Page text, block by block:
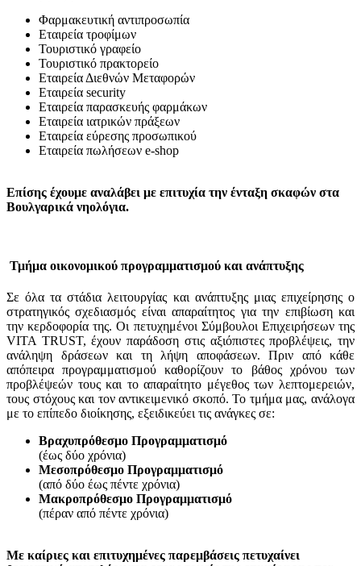
Φαρμακευτική αντιπροσωπία
Εταιρεία τροφίμων
Τουριστικό γραφείο
Τουριστικό πρακτορείο
Εταιρεία Διεθνών Μεταφορών
Εταιρεία security
Εταιρεία παρασκευής φαρμάκων
Εταιρεία ιατρικών πράξεων
Εταιρεία εύρεσης προσωπικού
Εταιρεία πωλήσεων e-shop
Επίσης έχουμε αναλάβει με επιτυχία την ένταξη σκαφών στα
Βουλγαρικά νηολόγια.
Τμήμα οικονομικού προγραμματισμού και ανάπτυξης
Σε όλα τα στάδια λειτουργίας και ανάπτυξης μιας επιχείρησης ο
στρατηγικός σχεδιασμός είναι απαραίτητος για την επιβίωση και
την κερδοφορία της. Οι πετυχημένοι Σύμβουλοι Επιχειρήσεων της
VITA TRUST, έχουν παράδοση στις αξιόπιστες προβλέψεις, την
ανάληψη δράσεων και τη λήψη αποφάσεων. Πριν από κάθε
απόπειρα προγραμματισμού καθορίζουν το βάθος χρόνου των
προβλέψεών τους και το απαραίτητο μέγεθος των λεπτομερειών,
τους στόχους και τον αντικειμενικό σκοπό. Το τμήμα μας, ανάλογα
με το επίπεδο διοίκησης, εξειδικεύει τις ανάγκες σε:
Βραχυπρόθεσμο Προγραμματισμό
(έως δύο χρόνια)
Μεσοπρόθεσμο Προγραμματισμό
(από δύο έως πέντε χρόνια)
Μακροπρόθεσμο Προγραμματισμό
(πέραν από πέντε χρόνια)
Με καίριες και επιτυχημένες παρεμβάσεις πετυχαίνει